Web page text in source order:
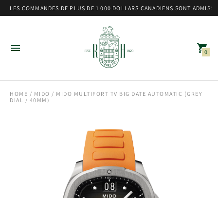
LES COMMANDES DE PLUS DE 1 000 DOLLARS CANADIENS SONT
0
HOME / MIDO / MIDO MULTIFORT TV BIG DATE AUTOMATIC (GREY
DIAL / 40MM)